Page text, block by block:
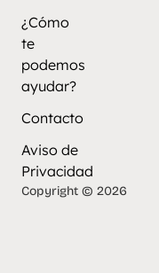
¿Cómo
te
podemos
ayudar?
Contacto
Aviso de
Privacidad
Copyright © 2026